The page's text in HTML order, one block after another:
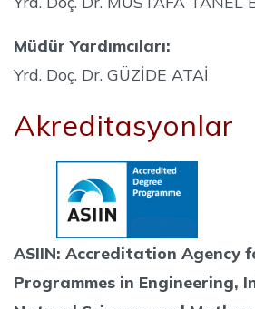
Müdür Yardımcıları:
Yrd. Doç. Dr. GÜZİDE ATAİ
Akreditasyonlar
ASIIN: Accreditation Agency
Programmes in Engineering,